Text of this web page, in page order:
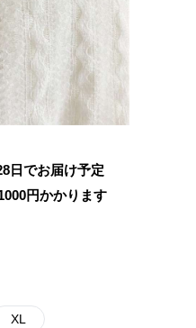
日でお届け予定
円かかります
XL